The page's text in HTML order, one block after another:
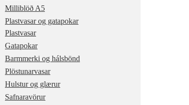
Milliblöð A5
Plastvasar og gatapokar
Plastvasar
Gatapokar
Barmmerki og hálsbönd
Plöstunarvasar
Hulstur og glærur
Safnaravörur